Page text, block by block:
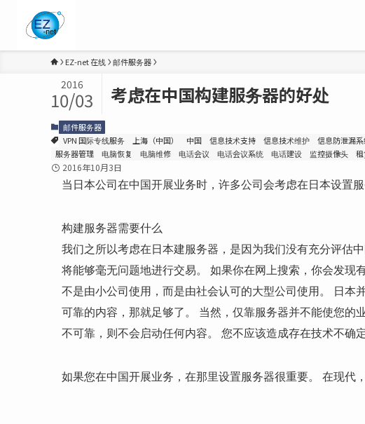
EZ-net 在线 邮件服务器
考虑在中国构建服务器的好处
2016
10/03
邮件服务器
VPN 国际专线服务
上海（中国） 中国 信息技术支持 信息技术维护 信息防泄漏系
服务器管理
电脑恢复 电脑维修 电话会议 电话会议系统 电话建设 监控摄像头
2016年10月3日
当日本公司在中国开展业务时，许多公司会考虑在日本设置
构建服务器需要什么
我们之所以考虑在日本建服务器，是因为我们没有充分评估
将能够毫无问题地进行交易。 如果你在网上搜索，你会发现
不是由小公司使用，而是由社会认可的大型公司使用。 日本
可靠的内容，那就足够了。 当然，仅靠服务器并不能使您的
不可靠，则不会启动任何内容。 您不应该造成存在技术不确
如果您在中国开展业务，在那里设置服务器很重要。 在现代